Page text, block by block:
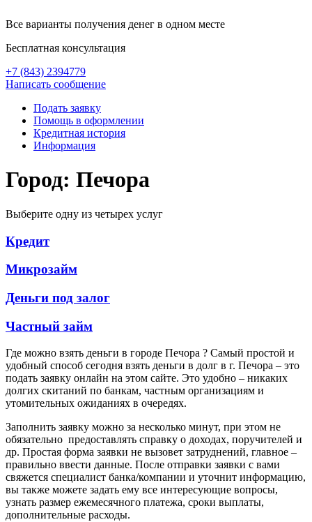
Все варианты получения денег в одном месте
Бесплатная консультация
+7 (843) 2394779
Написать сообщение
Подать заявку
Помощь в оформлении
Кредитная история
Информация
Город: Печора
Выберите одну из четырех услуг
Кредит
Микрозайм
Деньги под залог
Частный займ
Где можно взять деньги в городе Печора ? Самый простой и
удобный способ сегодня взять деньги в долг в г. Печора – это
подать заявку онлайн на этом сайте. Это удобно – никаких
долгих скитаний по банкам, частным организациям и
утомительных ожиданиях в очередях.
Заполнить заявку можно за несколько минут, при этом не
обязательно предоставлять справку о доходах, поручителей и
др. Простая форма заявки не вызовет затруднений, главное –
правильно ввести данные. После отправки заявки с вами
свяжется специалист банка/компании и уточнит информацию,
вы также можете задать ему все интересующие вопросы,
узнать размер ежемесячного платежа, сроки выплаты,
дополнительные расходы.